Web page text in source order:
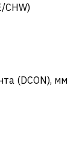
CHW)
(DCON), мм